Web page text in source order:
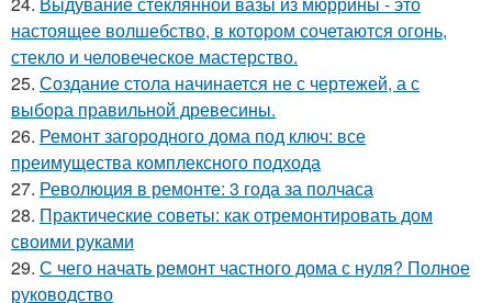
настоящее волшебство, в котором сочетаются огонь,
стекло и человеческое мастерство.
25. Создание стола начинается не с чертежей, а с
выбора правильной древесины.
26. Ремонт загородного дома под ключ: все
преимущества комплексного подхода
27. Революция в ремонте: 3 года за полчаса
28. Практические советы: как отремонтировать дом
своими руками
29. С чего начать ремонт частного дома с нуля? Полное
руководство